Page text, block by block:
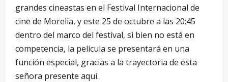
grandes cineastas en el Festival Internacional de
cine de Morelia, y este 25 de octubre a las 20:45
dentro del marco del festival, si bien no está en
competencia, la película se presentará en una
función especial, gracias a la trayectoria de esta
señora presente aquí.